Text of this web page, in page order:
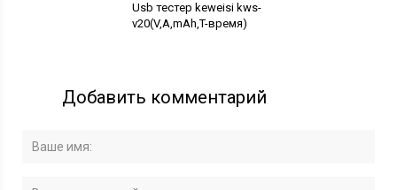
Usb тестер keweisi kws-
v20(V,A,mAh,T-время)
Добавить комментарий